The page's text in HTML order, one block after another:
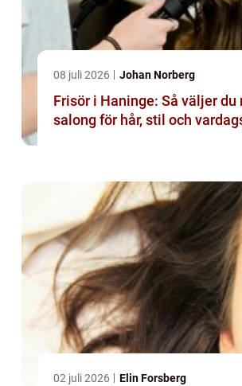
08 juli 2026 Johan Norberg
Frisör i Haninge: Så väljer du
salong för hår, stil och
02 juli 2026 Elin Forsberg